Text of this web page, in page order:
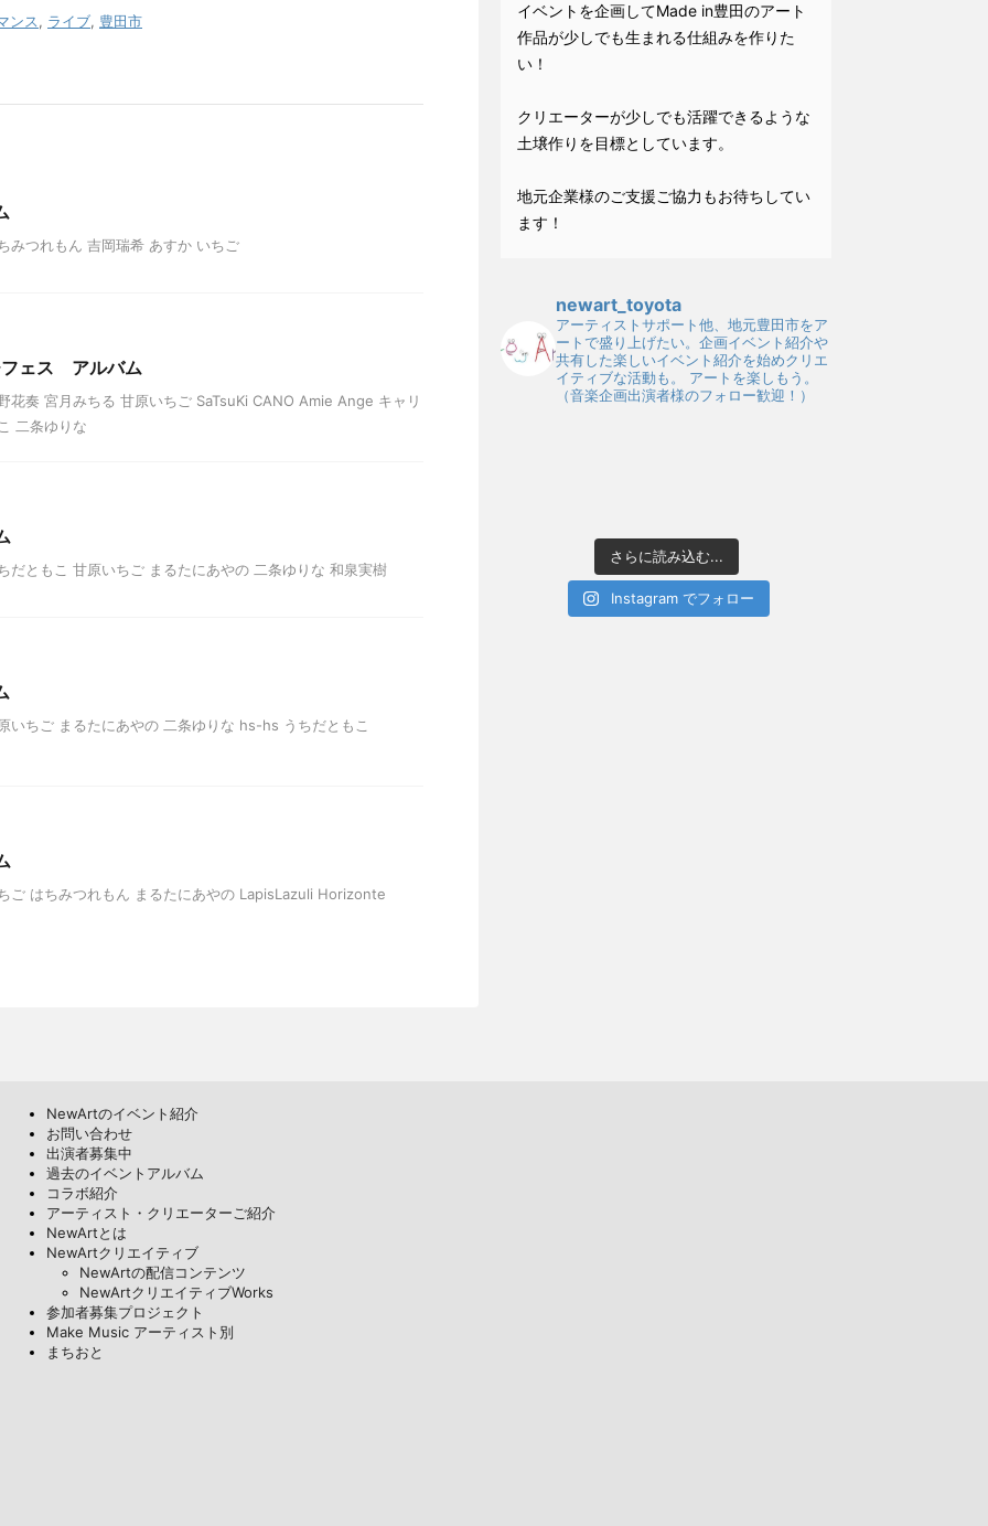
ンス, ライブ, 豊田市
みつれもん 吉岡瑞希 あすか いちご
ェス アルバム
花奏 宮月みちる 甘原いちご SaTsuKi CANO Amie Ange キャリ
二条ゆりな
だともこ 甘原いちご まるたにあやの 二条ゆりな 和泉実樹
いちご まるたにあやの 二条ゆりな hs-hs うちだともこ
ご はちみつれもん まるたにあやの LapisLazuli Horizonte
イベントを企画してMade in豊田のアート
作品が少しでも生まれる仕組みを作りた
い！
クリエーターが少しでも活躍できるような
土壌作りを目標としています。
地元企業様のご支援ご協力もお待ちしてい
ます！
newart_toyota
アーティストサポート他、地元豊田市をア
ートで盛り上げたい。企画イベント紹介や
共有した楽しいイベント紹介を始めクリエ
イティブな活動も。
アートを楽しもう。
（音楽企画出演者様のフォロー歓迎！）
さらに読み込む...
Instagram でフォロー
NewArtのイベント紹介
お問い合わせ
出演者募集中
過去のイベントアルバム
コラボ紹介
アーティスト・クリエーターご紹介
NewArtとは
NewArtクリエイティブ
NewArtの配信コンテンツ
NewArtクリエイティブWorks
参加者募集プロジェクト
Make Music アーティスト別
まちおと